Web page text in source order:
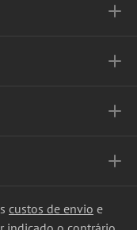
custos de envio e